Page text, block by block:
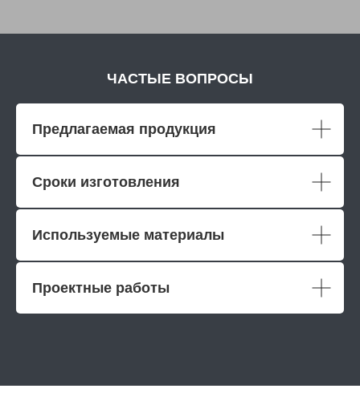
ЧАСТЫЕ ВОПРОСЫ
Предлагаемая продукция
Сроки изготовления
Используемые материалы
Проектные работы